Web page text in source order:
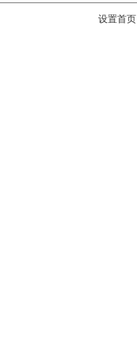
设置首页